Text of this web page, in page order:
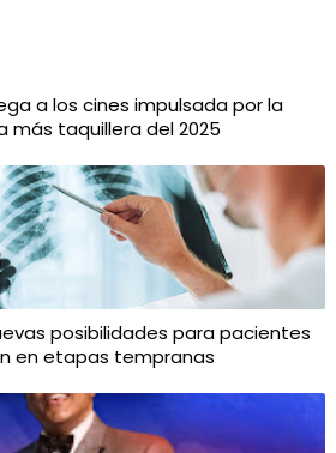
a los cines impulsada por la
más taquillera del 2025
posibilidades para pacientes
en etapas tempranas